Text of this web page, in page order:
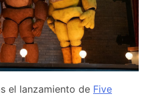
el lanzamiento de Five